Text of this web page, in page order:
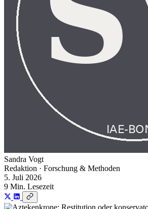
Sandra Vogt
Redaktion · Forschung & Methoden
5. Juli 2026
9 Min. Lesezeit